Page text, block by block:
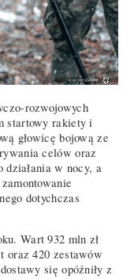
rozwojowych
startowy rakiety i
głowicę bojową ze
celów oraz
działania w nocy, a
dotychczas
Wart 932 mln zł
oraz 420 zestawów
się opóźniły z